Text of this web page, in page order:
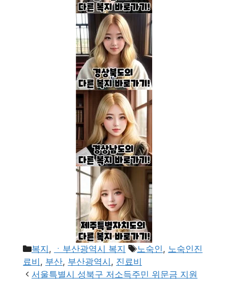
카
테
고
복지 , ㆍ부산광역시 복지
태
그
노숙인, 노숙인진
료비 , 부산, 부산광역시 , 진료비
서울특별시 성북구 저소득주민 위문금 지원